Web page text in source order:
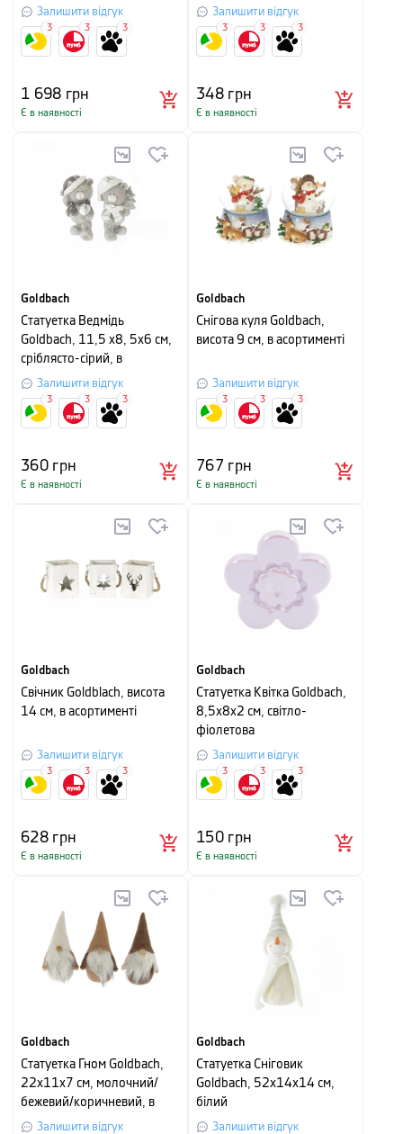
Залишити відгук
1 698 грн
Є в наявності
3 3 3
Залишити відгук
348грн
Є в наявності
3 3 3
Goldbach
Статуетка Ведмідь
Goldbach, 11,5 х8, 5х6 см,
сріблясто-сірий, в
асортименті
Залишити відгук
360грн
Є в наявності
3 3 3
Goldbach
Снігова куля Goldbach,
висота 9 см, в асортименті
Залишити відгук
767 грн
Є в наявності
3 3 3
Goldbach
Свічник Goldblach, висота
14 см, в асортименті
Залишити відгук
628грн
Є в наявності
3 3 3
Goldbach
Cтатуетка Квітка Goldbach,
8,5х8х2 см, світло-
фіолетова
Залишити відгук
150грн
Є в наявності
3 3 3
Goldbach
Cтатуетка Гном Goldbach,
22х11х7 см, молочний/
бежевий/коричневий, в
асортименті
Залишити відгук
Goldbach
Cтатуетка Сніговик
Goldbach, 52х14х14 см,
білий
Залишити відгук